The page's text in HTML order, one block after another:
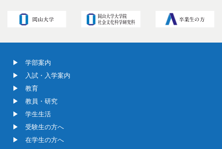
学部案内
入試・入学案内
教育
教員・研究
学生生活
受験生の方へ
在学生の方へ